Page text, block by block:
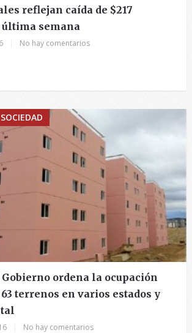
reflejan caída de $217
semana
No hay comentarios
Gobierno ordena la ocupación
terrenos en varios estados y
No hay comentarios